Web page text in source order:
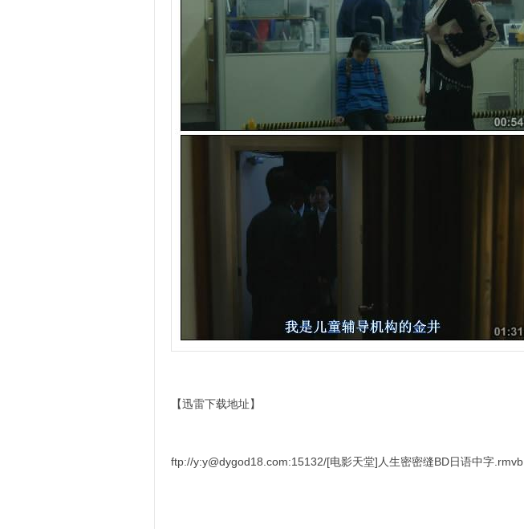
【迅雷下载地址】
ftp://y:y@dygod18.com:15132/[电影天堂]人生密密缝BD日语中字.rmvb